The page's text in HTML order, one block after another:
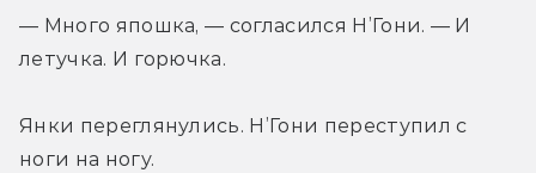
— Много япошка, — согласился Н’Гони. — И
летучка. И горючка.
Янки переглянулись. Н’Гони переступил с
ноги на ногу.